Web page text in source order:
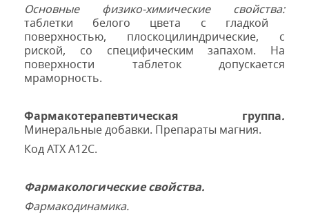
Основные физико-химические свойства:
таблетки белого цвета с гладкой
поверхностью, плоскоцилиндрические, с
риской, со специфическим запахом. На
поверхности таблеток допускается
мраморность.
Фармакотерапевтическая группа.
Минеральные добавки. Препараты магния.
Код АТХ А12С.
Фармакологические свойства.
Фармакодинамика.